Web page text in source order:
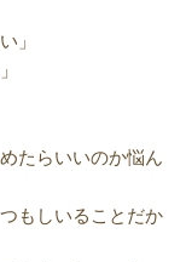
」
たらいいのか悩ん
もしいることだか